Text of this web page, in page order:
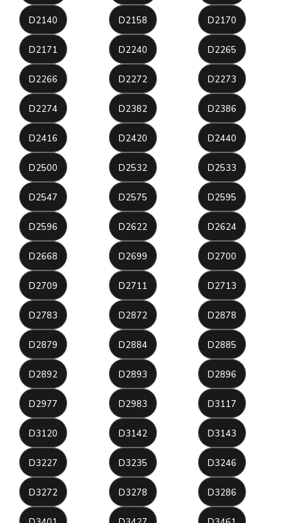
D2140 D2158 D2170
D2171 D2240 D2265
D2266 D2272 D2273
D2274 D2382 D2386
D2416 D2420 D2440
D2500 D2532 D2533
D2547 D2575 D2595
D2596 D2622 D2624
D2668 D2699 D2700
D2709 D2711 D2713
D2783 D2872 D2878
D2879 D2884 D2885
D2892 D2893 D2896
D2977 D2983 D3117
D3120 D3142 D3143
D3227 D3235 D3246
D3272 D3278 D3286